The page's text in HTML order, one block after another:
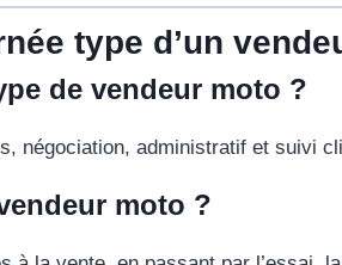
type d’un
de vendeur moto ?
négociation, administratif et suivi
moto ?